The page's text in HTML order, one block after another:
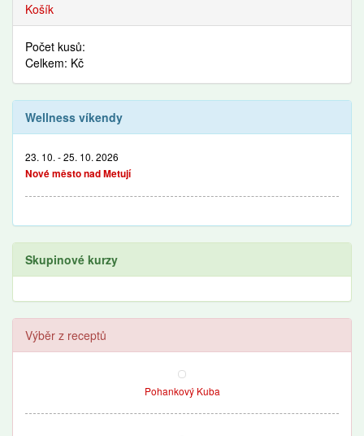
Košík
Počet kusů:
Celkem: Kč
Wellness víkendy
23. 10. - 25. 10. 2026
Nové město nad Metují
Skupinové kurzy
Výběr z receptů
Pohankový Kuba